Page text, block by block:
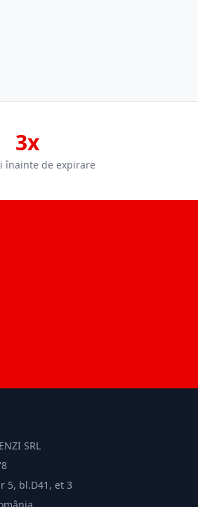
3x
înainte de expirare
SRL
5, bl.D41, et 3